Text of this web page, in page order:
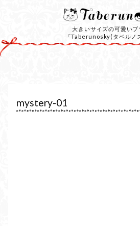
大きいサイズの可愛いブ
「Taberunosky(タベルノ
mystery-01